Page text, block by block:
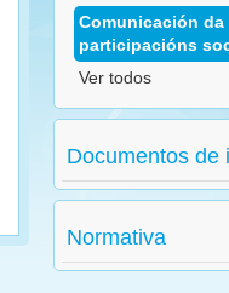
Comunicación
participacións
Ver todos
Documentos de
Normativa